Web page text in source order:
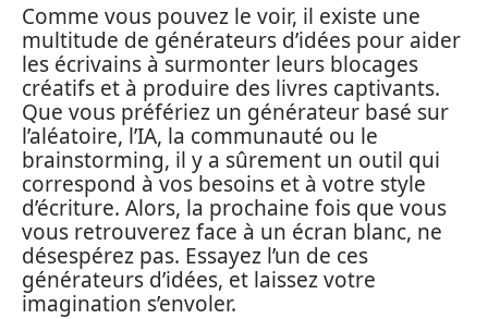
Comme vous pouvez le voir, il existe une
multitude de générateurs d’idées pour aider
les écrivains à surmonter leurs blocages
créatifs et à produire des livres captivants.
Que vous préfériez un générateur basé sur
l’aléatoire, l’IA, la communauté ou le
brainstorming, il y a sûrement un outil qui
correspond à vos besoins et à votre style
d’écriture. Alors, la prochaine fois que vous
vous retrouverez face à un écran blanc, ne
désespérez pas. Essayez l’un de ces
générateurs d’idées, et laissez votre
imagination s’envoler.